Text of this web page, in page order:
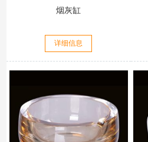
烟灰缸
详细信息